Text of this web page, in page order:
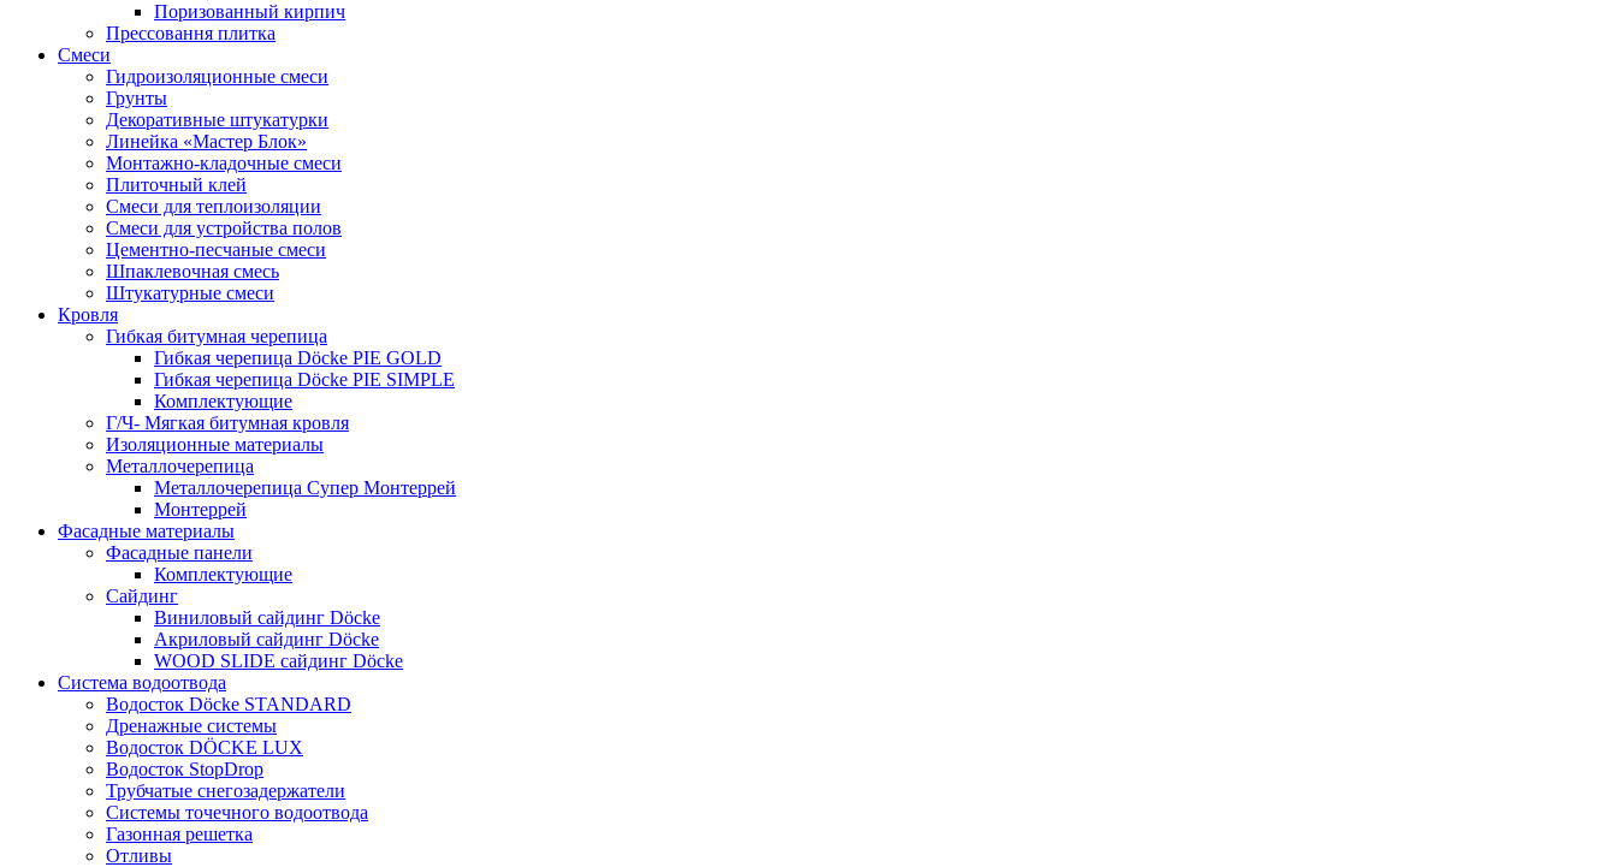
Поризованный кирпич
Прессовання плитка
Смеси
Гидроизоляционные смеси
Грунты
Декоративные штукатурки
Линейка «Мастер Блок»
Монтажно-кладочные смеси
Плиточный клей
Смеси для теплоизоляции
Смеси для устройства полов
Цементно-песчаные смеси
Шпаклевочная смесь
Штукатурные смеси
Кровля
Гибкая битумная черепица
Гибкая черепица Döcke PIE GOLD
Гибкая черепица Döcke PIE SIMPLE
Комплектующие
Г/Ч- Мягкая битумная кровля
Изоляционные материалы
Металлочерепица
Металлочерепица Супер Монтеррей
Монтеррей
Фасадные материалы
Фасадные панели
Комплектующие
Сайдинг
Виниловый сайдинг Döcke
Акриловый сайдинг Döcke
WOOD SLIDE сайдинг Döcke
Система водоотвода
Водосток Döcke STANDARD
Дренажные системы
Водосток DÖCKE LUX
Водосток StopDrop
Трубчатые снегозадержатели
Системы точечного водоотвода
Газонная решетка
Отливы